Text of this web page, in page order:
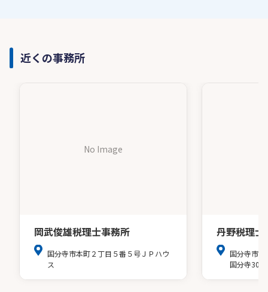
近くの事務所
No Image
岡武俊雄税理士事務所
国分寺市本町２丁目５番５号ＪＰハウ
ス
丹野税理士
国分寺市
国分寺307